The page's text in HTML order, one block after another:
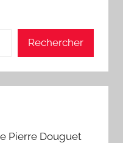
Rechercher
Pierre Douguet